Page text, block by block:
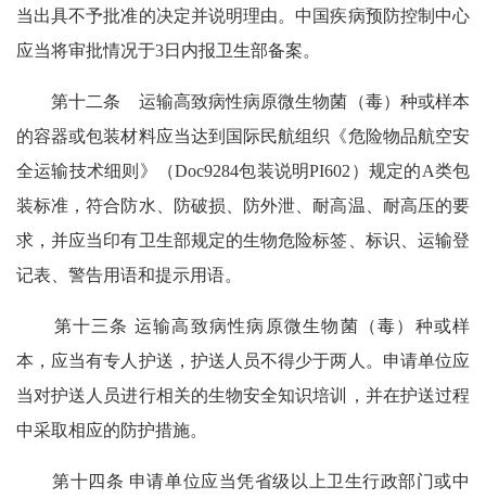
当出具不予批准的决定并说明理由。中国疾病预防控制中心
应当将审批情况于3日内报卫生部备案。
第十二条 运输高致病性病原微生物菌（毒）种或样本
的容器或包装材料应当达到国际民航组织《危险物品航空安
全运输技术细则》（Doc9284包装说明PI602）规定的A类包
装标准，符合防水、防破损、防外泄、耐高温、耐高压的要
求，并应当印有卫生部规定的生物危险标签、标识、运输登
记表、警告用语和提示用语。
第十三条 运输高致病性病原微生物菌（毒）种或样
本，应当有专人护送，护送人员不得少于两人。申请单位应
当对护送人员进行相关的生物安全知识培训，并在护送过程
中采取相应的防护措施。
第十四条 申请单位应当凭省级以上卫生行政部门或中